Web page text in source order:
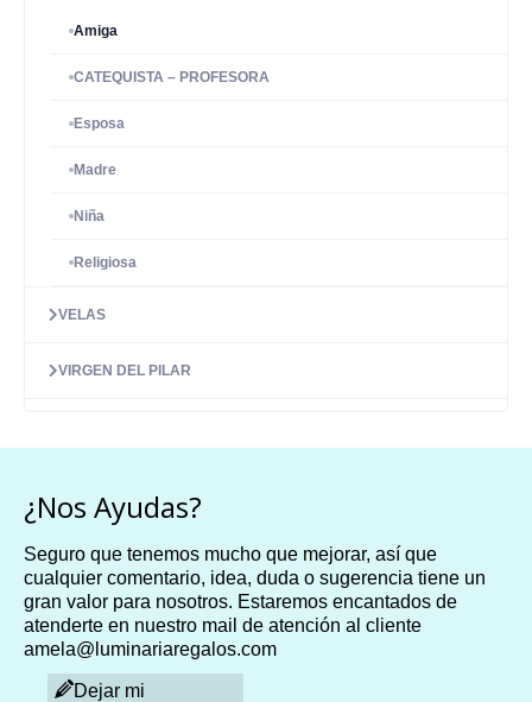
Amiga
CATEQUISTA – PROFESORA
Esposa
Madre
Niña
Religiosa
VELAS
VIRGEN DEL PILAR
¿Nos Ayudas?
Seguro que tenemos mucho que mejorar, así que
cualquier comentario, idea, duda o sugerencia tiene un
gran valor para nosotros. Estaremos encantados de
atenderte en nuestro mail de atención al cliente
amela@luminariaregalos.com
Dejar mi